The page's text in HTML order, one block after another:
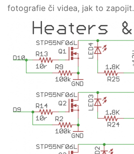
fotografie či videa, jak to zapojit.